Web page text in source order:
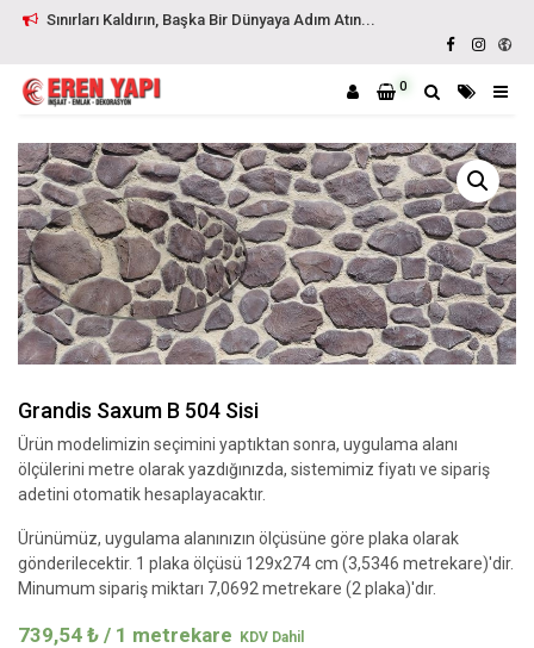
Sınırları Kaldırın, Başka Bir Dünyaya Adım Atın...
0
Grandis Saxum B 504 Sisi
Ürün modelimizin seçimini yaptıktan sonra, uygulama alanı
ölçülerini metre olarak yazdığınızda, sistemimiz fiyatı ve sipariş
adetini otomatik hesaplayacaktır.
Ürünümüz, uygulama alanınızın ölçüsüne göre plaka olarak
gönderilecektir. 1 plaka ölçüsü 129x274 cm (3,5346 metrekare)'dir.
Minumum sipariş miktarı 7,0692 metrekare (2 plaka)'dır.
739,54 ₺ / 1 metrekare